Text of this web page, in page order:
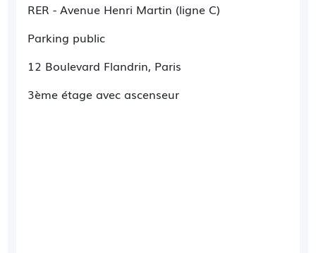
RER - Avenue Henri Martin (ligne C)
Parking public
12 Boulevard Flandrin, Paris
3ème étage avec ascenseur